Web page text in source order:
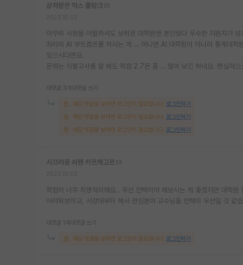
상처받은 막스 플랑크
아무리 사정을 어필하셔도 상위권 대학원엔 본인보다 우수한 지원자가 넘
차라리 AI 부트캠프를 하시는 게 … 아니면 AI 대학원이 아니라 통계대학
있으시다면요.
문제는 자필고사를 잘 봐도 학점 2.7은 좀 … 많이 낮긴 하네요. 현실적으
대댓글 3개 대댓글 쓰기
해당 댓글을 보려면 로그인이 필요합니다. 로그인하기
해당 댓글을 보려면 로그인이 필요합니다. 로그인하기
해당 댓글을 보려면 로그인이 필요합니다. 로그인하기
시끄러운 쇠렌 키르케고르
학점이 너무 치명적이에요.. 우선 컨택이야 해보시는 게 좋겠지만 대학
어려워보이고, 서강대부터 해서 관심분야 교수님들 컨택이 우선일 것 같
대댓글 1개 대댓글 쓰기
해당 댓글을 보려면 로그인이 필요합니다. 로그인하기